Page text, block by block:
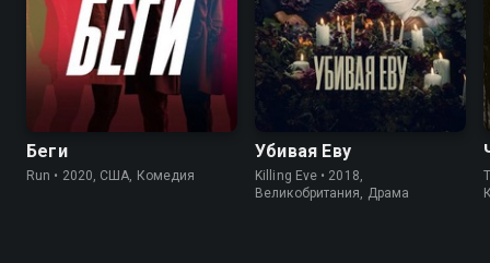
6.5 6.2
Беги
Run • 2020, США, Комедия
7.7 8.1
Убивая Еву
Killing Eve • 2018,
Великобритания, Драма